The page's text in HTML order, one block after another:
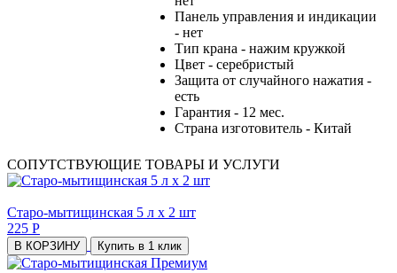
Панель управления и индикации
- нет
Тип крана - нажим кружкой
Цвет - серебристый
Защита от случайного нажатия -
есть
Гарантия - 12 мес.
Страна изготовитель - Китай
СОПУТСТВУЮЩИЕ ТОВАРЫ И УСЛУГИ
Старо-мытищинская 5 л х 2 шт
225 Р
В КОРЗИНУ Купить в 1 клик